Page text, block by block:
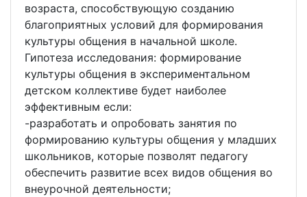
возраста, способствующую созданию
благоприятных условий для формирования
культуры общения в начальной школе.
Гипотеза исследования: формирование
культуры общения в экспериментальном
детском коллективе будет наиболее
эффективным если:
-разработать и опробовать занятия по
формированию культуры общения у младших
школьников, которые позволят педагогу
обеспечить развитие всех видов общения во
внеурочной деятельности;